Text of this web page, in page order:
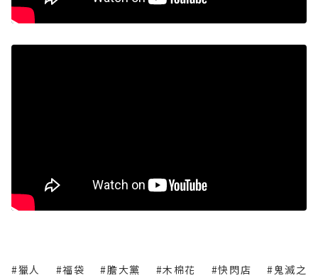
#獵人 #福袋 #膽大黨 #木棉花 #快閃店
#鬼滅之